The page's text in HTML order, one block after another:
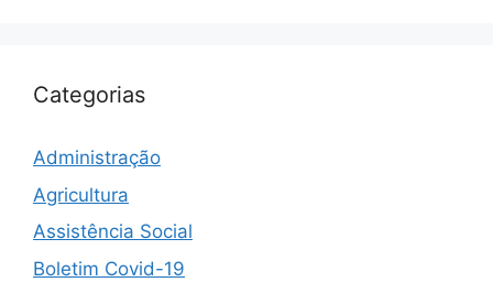
Categorias
Administração
Agricultura
Assistência Social
Boletim Covid-19